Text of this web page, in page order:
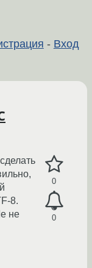
- Вход
0
0
8.
не